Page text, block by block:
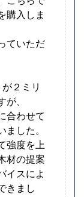
購入しま
ていただ
２ミリ
が、
合わせて
ました。
強度を上
材の提案
イスによ
きまし